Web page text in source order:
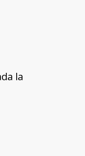
la